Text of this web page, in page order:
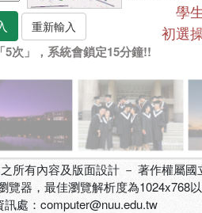
學
初選
次」，系統會鎖定15分鐘!!
所有內容及版面設計 － 著作權屬國
覽器，最佳瀏覽解析度為1024x768
處：computer@nuu.edu.tw